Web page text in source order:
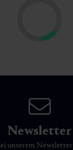
Newsletter
unserem